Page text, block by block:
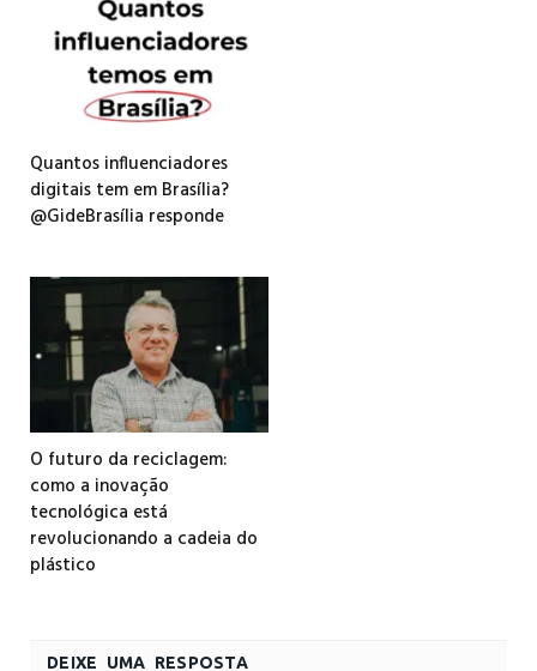
Quantos influenciadores
digitais tem em Brasília?
@GideBrasília responde
O futuro da reciclagem:
como a inovação
tecnológica está
revolucionando a cadeia do
plástico
DEIXE UMA RESPOSTA